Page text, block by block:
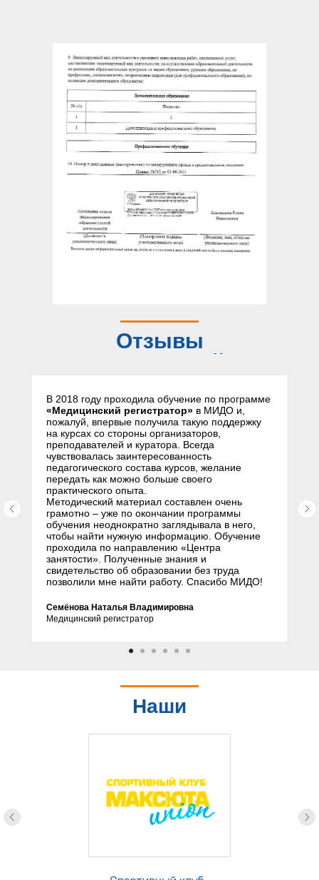
Отзывы
слушателей
В 2018 году проходила обучение по программе
«Медицинский регистратор» в МИДО и,
пожалуй, впервые получила такую поддержку
на курсах со стороны организаторов,
преподавателей и куратора. Всегда
чувствовалась заинтересованность
педагогического состава курсов, желание
передать как можно больше своего
практического опыта.
Методический материал составлен очень
грамотно – уже по окончании программы
обучения неоднократно заглядывала в него,
чтобы найти нужную информацию. Обучение
проходила по направлению «Центра
занятости». Полученные знания и
свидетельство об образовании без труда
позволили мне найти работу. Спасибо МИДО!
Семёнова Наталья Владимировна
Медицинский регистратор
Наши